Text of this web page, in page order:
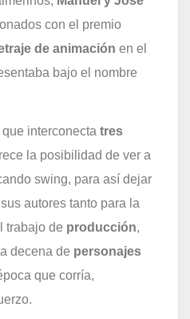
con el premio
de animación en el
bajo el nombre
interconecta tres
la posibilidad de ver a
swing, para así dejar
autores tanto para la
trabajo de producción,
decena de personajes
que corría,